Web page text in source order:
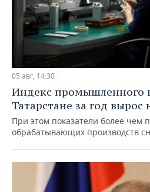
05 авг, 14:30
Индекс промышленного
Татарстане за год вырос
При этом показатели более чем
обрабатывающих производств